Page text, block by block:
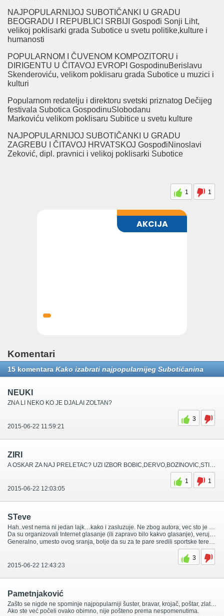
NAJPOPULARNIJOJ SUBOTIČANKI U GRADU
BEOGRADU I REPUBLICI SRBIJI Gospođi Sonji Liht,
velikoj poklisarki grada Subotice u svetu politike,kulture i
humanosti
POPULARNOM I ČUVENOM KOMPOZITORU i
DIRIGENTU U ČITAVOJ EVROPI GospodinuBerislavu
Skenderoviću, velikom poklisaru grada Subotice u muzici i
kulturi
Popularnom redatelju i direktoru svetski priznatog Dečijeg
festivala Subotica GospodinuSlobodanu
Markoviću velikom poklisaru Subitice u svetu kulture
NAJPOPULARNIJOJ SUBOTIČANKI U GRADU
ZAGREBU I ČITAVOJ HRVATSKOJ GospođiNinoslavi
Zeković, dipl. pravnici i velikoj poklisarki Subotice
1 1
Komentari
15 komentara Kako izabrati najpopularnijeg Subotičanina
NEUKI
ZNA LI NEKO KO JE DJALAI ZOLTAN?
3
2015-06-22 11:59:21
ZIRI
1
1
2015-06-22 12:03:05
STeve
Da su organizovali Internet glasanje (ili zapravo bilo kakvo glasanje), verujem da vecina nabrojanih ne bi bila na ovoj listi.
3
2015-06-22 12:43:23
Pametnjaković
Ako ste već počeli ovako obimno, nije pošteno prema nespomenutima.